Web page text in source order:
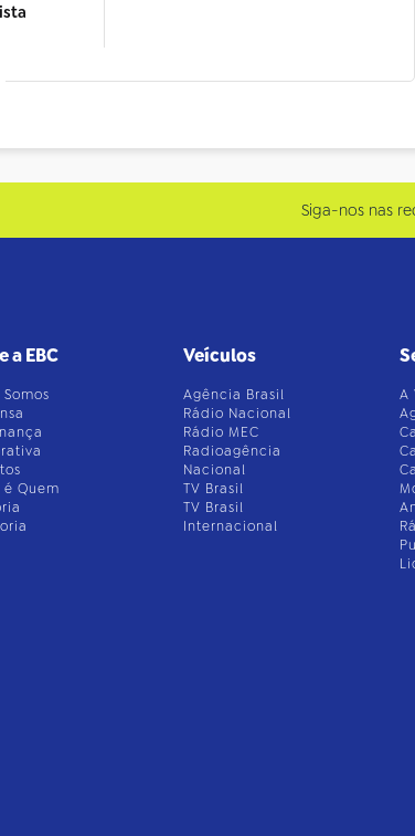
Siga-nos nas
a EBC
é Quem
Veículos
Agência Brasil
Rádio Nacional
Rádio MEC
Radioagência
Nacional
TV Brasil
TV Brasil
Internacional
A